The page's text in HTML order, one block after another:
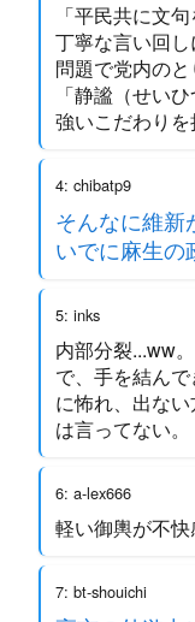
「平民共に文
丁寧な言い回
問題で党内の
「静謐（せい
強いこだわり
4: chibatp9
そんなに維新
いでに麻生の
5: inks
内部分裂...ww
で、手を結ん
に怖れ、出な
は言ってない。
6: a-lex666
軽い御輿が不
7: bt-shouichi